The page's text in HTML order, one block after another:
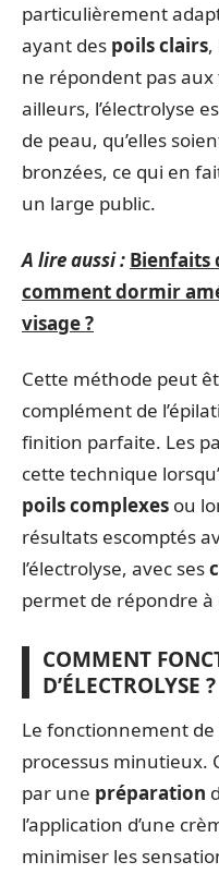
particulièrement
ayant des poils clairs,
ne répondent pas
ailleurs, l’électrolyse
de peau, qu’elles
bronzées, ce qui en
un large public.
A lire aussi : Bienfaits
comment dormir
visage ?
Cette méthode peut
complément de
finition parfaite. Les
cette technique
poils complexes ou
résultats escomptés
l’électrolyse, avec ses
permet de répondre
COMMENT
D’ÉLECTROLYSE ?
Le fonctionnement de
processus minutieux.
par une préparation
l’application d’une
minimiser les